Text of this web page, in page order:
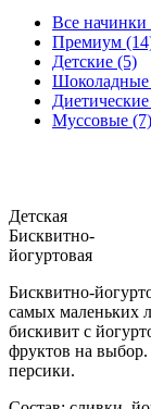
Все начинки
Премиум
Детские (5)
Шоколадные
Муссовые (7)
Детская
Бисквитно-
йогуртовая
Бисквитно-
самых маленьких
бискивит с
фруктов на
персики.